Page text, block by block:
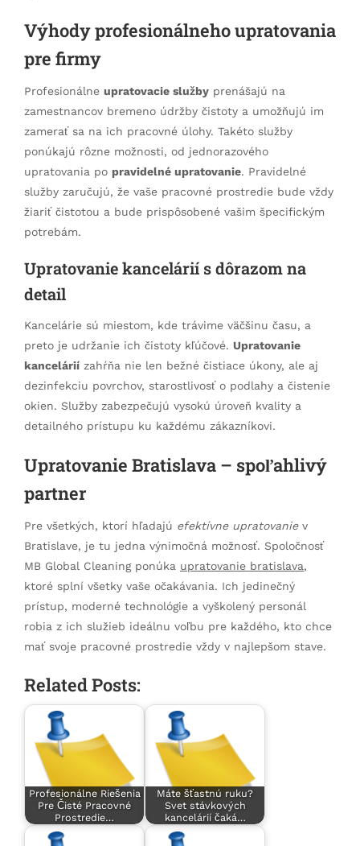
Výhody profesionálneho upratovania
pre firmy
Profesionálne upratovacie služby prenášajú na
zamestnancov bremeno údržby čistoty a umožňujú im
zamerať sa na ich pracovné úlohy. Takéto služby
ponúkajú rôzne možnosti, od jednorazového
upratovania po pravidelné upratovanie. Pravidelné
služby zaručujú, že vaše pracovné prostredie bude vždy
žiariť čistotou a bude prispôsobené vašim špecifickým
potrebám.
Upratovanie kancelárií s dôrazom na
detail
Kancelárie sú miestom, kde trávime väčšinu času, a
preto je udržanie ich čistoty kľúčové. Upratovanie
kancelárií zahŕňa nie len bežné čistiace úkony, ale aj
dezinfekciu povrchov, starostlivosť o podlahy a čistenie
okien. Služby zabezpečujú vysokú úroveň kvality a
detailného prístupu ku každému zákazníkovi.
Upratovanie Bratislava – spoľahlivý
partner
Pre všetkých, ktorí hľadajú efektívne upratovaniev
Bratislave, je tu jedna výnimočná možnosť. Spoločnosť
MB Global Cleaning ponúka upratovanie bratislava,
ktoré splní všetky vaše očakávania. Ich jedinečný
prístup, moderné technológie a vyškolený personál
robia z ich služieb ideálnu voľbu pre každého, kto chce
mať svoje pracovné prostredie vždy v najlepšom stave.
Related Posts:
Profesionálne Riešenia
Pre Čisté Pracovné
Prostredie…
Máte šťastnú ruku?
Svet stávkových
kancelárií čaká…